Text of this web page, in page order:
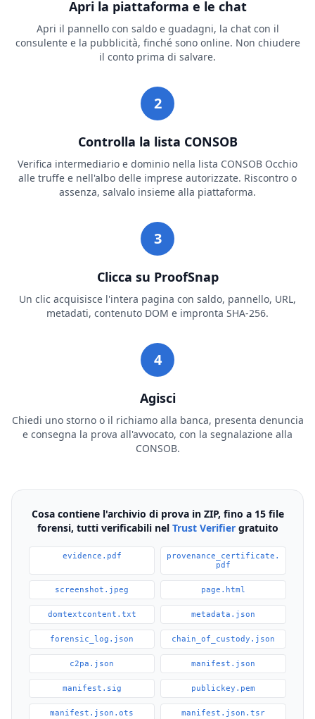
Apri la piattaforma e le chat
Apri il pannello con saldo e guadagni, la chat con il
consulente e la pubblicità, finché sono online. Non chiudere
il conto prima di salvare.
2
Controlla la lista CONSOB
Verifica intermediario e dominio nella lista CONSOB Occhio
alle truffe e nell'albo delle imprese autorizzate. Riscontro o
assenza, salvalo insieme alla piattaforma.
3
Clicca su ProofSnap
Un clic acquisisce l'intera pagina con saldo, pannello, URL,
metadati, contenuto DOM e impronta SHA-256.
4
Agisci
Chiedi uno storno o il richiamo alla banca, presenta denuncia
e consegna la prova all'avvocato, con la segnalazione alla
CONSOB.
Cosa contiene l'archivio di prova in ZIP, fino a 15 file
forensi, tutti verificabili nel Trust Verifiergratuito
evidence.pdf
provenance_certificate.
pdf
screenshot.jpeg page.html
domtextcontent.txt metadata.json
forensic_log.json chain_of_custody.json
c2pa.json manifest.json
manifest.sig publickey.pem
manifest.json.ots manifest.json.tsr